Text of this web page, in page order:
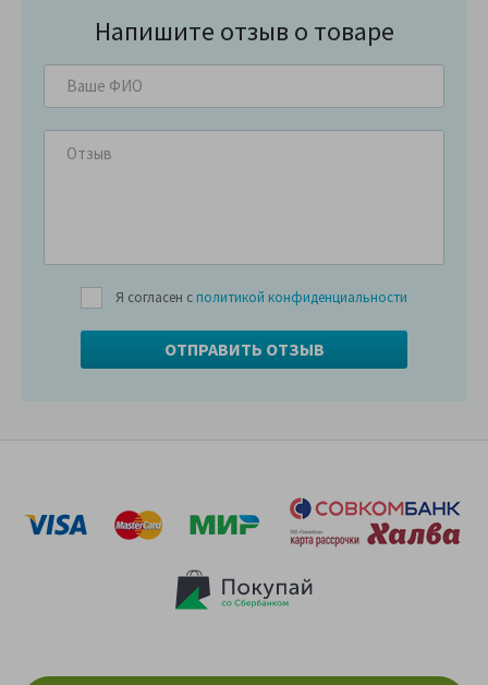
Напишите отзыв о товаре
Я согласен с политикой конфиденциальности